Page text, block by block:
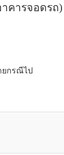
คารจอดร
ยกรณีไป